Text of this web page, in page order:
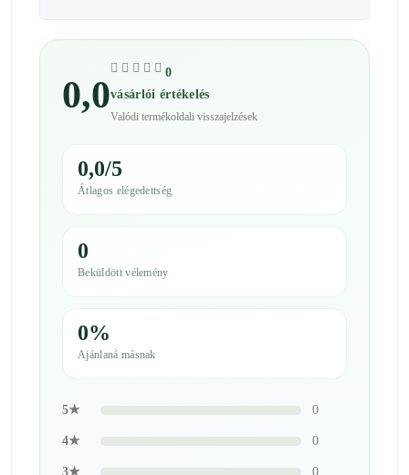
0,0
0
vásárlói értékelés
Valódi termékoldali visszajelzések
0,0/5
Átlagos elégedettség
0
Beküldött vélemény
0%
Ajánlaná másnak
5★ 0
4★ 0
3★ 0